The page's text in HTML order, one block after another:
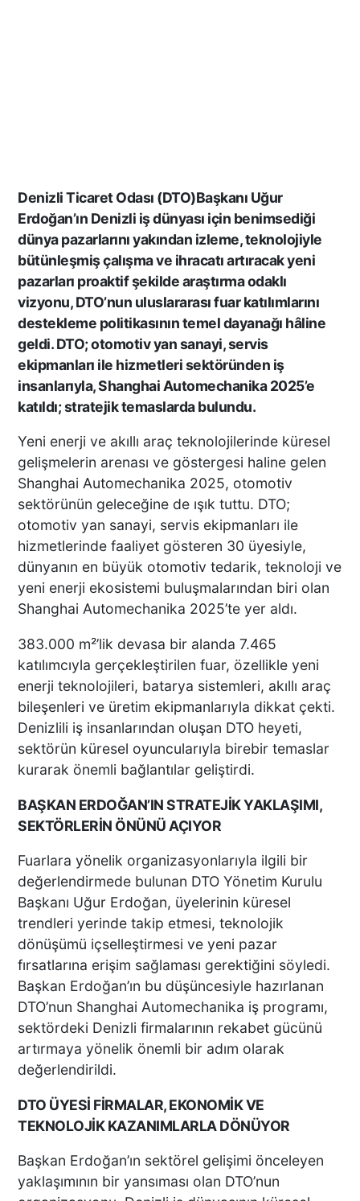
Denizli Ticaret Odası (DTO)Başkanı Uğur
Erdoğan’ın Denizli iş dünyası için benimsediği
dünya pazarlarını yakından izleme, teknolojiyle
bütünleşmiş çalışma ve ihracatı artıracak yeni
pazarları proaktif şekilde araştırma odaklı
vizyonu, DTO’nun uluslararası fuar katılımlarını
destekleme politikasının temel dayanağı hâline
geldi. DTO; otomotiv yan sanayi, servis
ekipmanları ile hizmetleri sektöründen iş
insanlarıyla, Shanghai Automechanika 2025’e
katıldı; stratejik temaslarda bulundu.
Yeni enerji ve akıllı araç teknolojilerinde küresel
gelişmelerin arenası ve göstergesi haline gelen
Shanghai Automechanika 2025, otomotiv
sektörünün geleceğine de ışık tuttu. DTO;
otomotiv yan sanayi, servis ekipmanları ile
hizmetlerinde faaliyet gösteren 30 üyesiyle,
dünyanın en büyük otomotiv tedarik, teknoloji ve
yeni enerji ekosistemi buluşmalarından biri olan
Shanghai Automechanika 2025’te yer aldı.
383.000 m²’lik devasa bir alanda 7.465
katılımcıyla gerçekleştirilen fuar, özellikle yeni
enerji teknolojileri, batarya sistemleri, akıllı araç
bileşenleri ve üretim ekipmanlarıyla dikkat çekti.
Denizlili iş insanlarından oluşan DTO heyeti,
sektörün küresel oyuncularıyla birebir temaslar
kurarak önemli bağlantılar geliştirdi.
BAŞKAN ERDOĞAN’IN STRATEJİK YAKLAŞIMI,
SEKTÖRLERİN ÖNÜNÜ AÇIYOR
Fuarlara yönelik organizasyonlarıyla ilgili bir
değerlendirmede bulunan DTO Yönetim Kurulu
Başkanı Uğur Erdoğan, üyelerinin küresel
trendleri yerinde takip etmesi, teknolojik
dönüşümü içselleştirmesi ve yeni pazar
fırsatlarına erişim sağlaması gerektiğini söyledi.
Başkan Erdoğan’ın bu düşüncesiyle hazırlanan
DTO’nun Shanghai Automechanika iş programı,
sektördeki Denizli firmalarının rekabet gücünü
artırmaya yönelik önemli bir adım olarak
değerlendirildi.
DTO ÜYESİ FİRMALAR, EKONOMİK VE
TEKNOLOJİK KAZANIMLARLA DÖNÜYOR
Başkan Erdoğan’ın sektörel gelişimi önceleyen
yaklaşımının bir yansıması olan DTO’nun